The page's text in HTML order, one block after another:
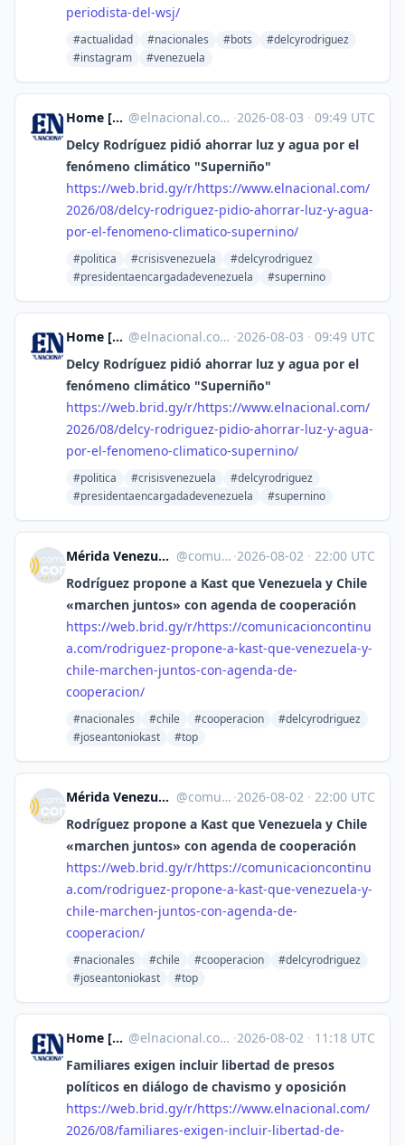
periodista-del-wsj/
#actualidad #nacionales #bots
#delcyrodriguez
#instagram
#venezuela
Home [Unofficial] @elnacional.com@web.brid.gy ·2026-08-03 · 09:49 UTC
Delcy Rodríguez pidió ahorrar luz y agua por el
fenómeno climático "Superniño"
https://web.brid.gy/r/https://www.elnacional.com/
2026/08/delcy-rodriguez-pidio-ahorrar-luz-y-agua-
por-el-fenomeno-climatico-supernino/
#politica #crisisvenezuela
#delcyrodriguez
#presidentaencargadadevenezuela
#supernino
Home [Unofficial] @elnacional.com@web.brid.gy ·2026-08-03 · 09:49 UTC
Delcy Rodríguez pidió ahorrar luz y agua por el
fenómeno climático "Superniño"
https://web.brid.gy/r/https://www.elnacional.com/
2026/08/delcy-rodriguez-pidio-ahorrar-luz-y-agua-
por-el-fenomeno-climatico-supernino/
#politica #crisisvenezuela
#delcyrodriguez
#presidentaencargadadevenezuela
#supernino
Mérida Venezuela -Comunicación Continua - Comunicación Continua [Unofficial] @comunicacioncontinua.com@web.brid.gy ·2026-08-02 · 22:00 UTC
Rodríguez propone a Kast que Venezuela y Chile
«marchen juntos» con agenda de cooperación
https://web.brid.gy/r/https://comunicacioncontinu
a.com/rodriguez-propone-a-kast-que-venezuela-y-
chile-marchen-juntos-con-agenda-de-
cooperacion/
#nacionales #chile #cooperacion
#delcyrodriguez
#joseantoniokast
#top
Mérida Venezuela -Comunicación Continua - Comunicación Continua [Unofficial] @comunicacioncontinua.com@web.brid.gy ·2026-08-02 · 22:00 UTC
Rodríguez propone a Kast que Venezuela y Chile
«marchen juntos» con agenda de cooperación
https://web.brid.gy/r/https://comunicacioncontinu
a.com/rodriguez-propone-a-kast-que-venezuela-y-
chile-marchen-juntos-con-agenda-de-
cooperacion/
#nacionales #chile #cooperacion
#delcyrodriguez
#joseantoniokast
#top
Home [Unofficial] @elnacional.com@web.brid.gy ·2026-08-02 · 11:18 UTC
Familiares exigen incluir libertad de presos
políticos en diálogo de chavismo y oposición
https://web.brid.gy/r/https://www.elnacional.com/
2026/08/familiares-exigen-incluir-libertad-de-